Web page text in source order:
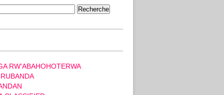
RW'ABAHOHOTERWA